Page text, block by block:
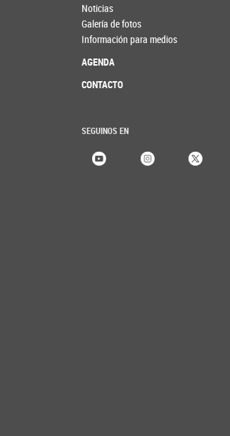
Noticias
Galería de fotos
Información para medios
AGENDA
CONTACTO
SEGUINOS EN